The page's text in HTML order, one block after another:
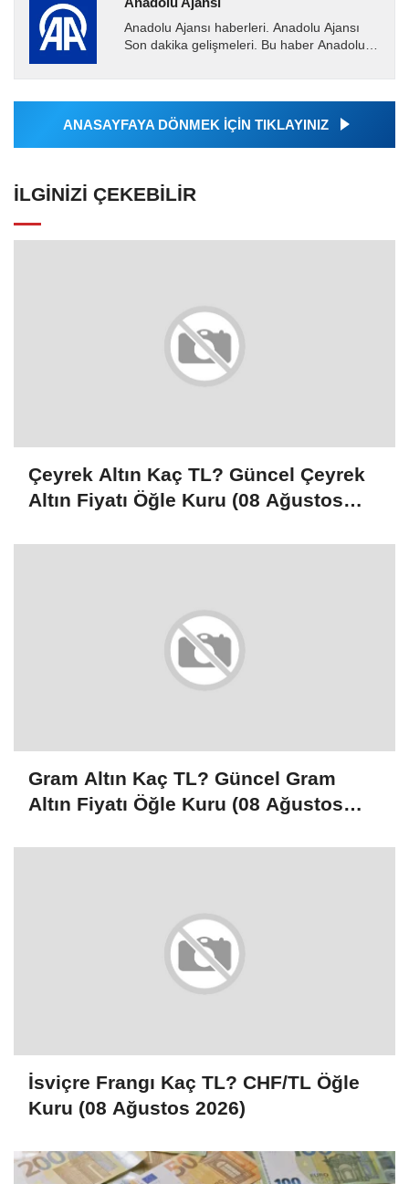
Anadolu Ajansı haberleri. Anadolu Ajansı
Son dakika gelişmeleri. Bu haber Anadolu
Ajansı tarafından...
ANASAYFAYA DÖNMEK İÇİN TIKLAYINIZ
İLGINIZI ÇEKEBILIR
Çeyrek Altın Kaç TL? Güncel Çeyrek
Altın Fiyatı Öğle Kuru (08 Ağustos
Gram Altın Kaç TL? Güncel Gram
Altın Fiyatı Öğle Kuru (08 Ağustos
İsviçre Frangı Kaç TL? CHF/TL Öğle
Kuru (08 Ağustos 2026)